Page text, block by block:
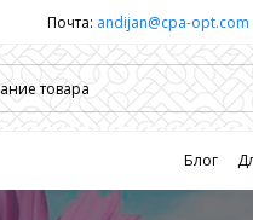
Почта: andijan@cpa-opt.com
Блог